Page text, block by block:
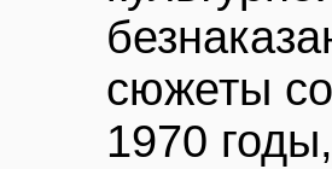
сюжеты
1970